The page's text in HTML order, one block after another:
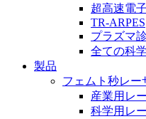
超高速電
TR-ARPES
プラズマ
全ての科
製品
フェムト秒レー
産業用レ
科学用レ